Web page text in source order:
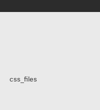
css_files